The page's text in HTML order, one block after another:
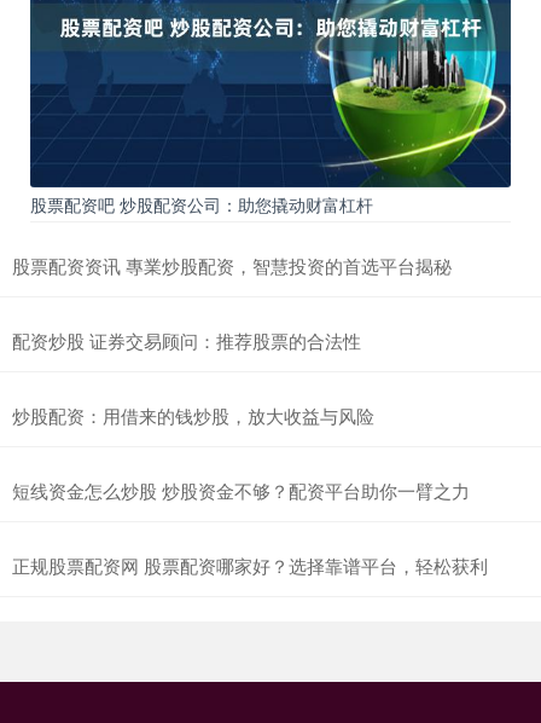
股票配资吧 炒股配资公司：助您撬动财富杠杆
股票配资资讯 專業炒股配资，智慧投资的首选平台揭秘
配资炒股 证券交易顾问：推荐股票的合法性
炒股配资：用借来的钱炒股，放大收益与风险
短线资金怎么炒股 炒股资金不够？配资平台助你一臂之力
正规股票配资网 股票配资哪家好？选择靠谱平台，轻松获利